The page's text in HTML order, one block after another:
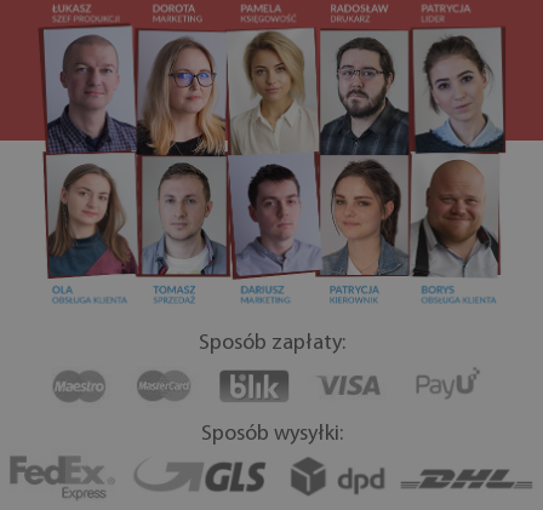
Sposób zapłaty:
Sposób wysyłki: